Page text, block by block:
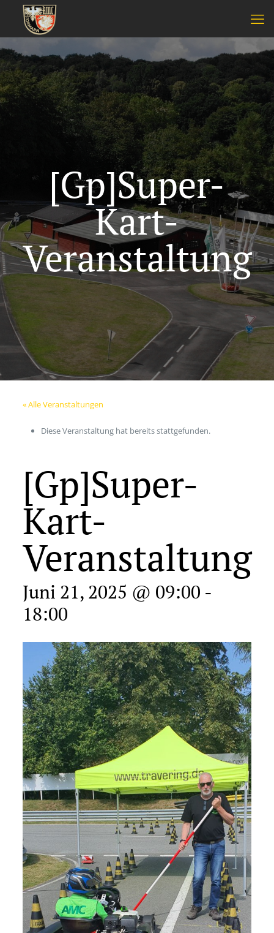
[Gp]Super-
Kart-
Veranstaltung
« Alle Veranstaltungen
Diese Veranstaltung hat bereits stattgefunden.
[Gp]Super-
Kart-
Veranstaltung
Juni 21, 2025 @ 09:00 -
18:00